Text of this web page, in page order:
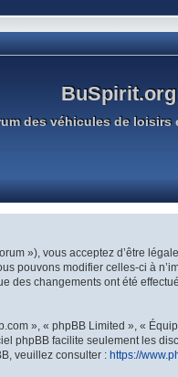
BuSpirit.org
des véhicules de loisirs
»), vous acceptez d’être
pouvons modifier celles-ci à
changements ont été
», « phpBB Limited », «
phpBB facilite seulement les
veuillez consulter : https://